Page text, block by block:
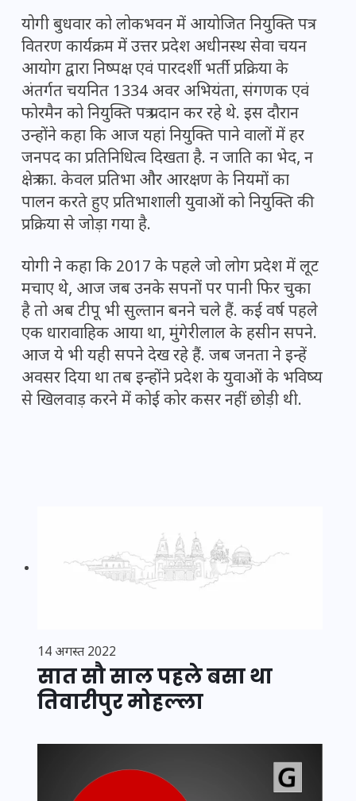
योगी बुधवार को लोकभवन में आयोजित नियुक्ति पत्र
वितरण कार्यक्रम में उत्तर प्रदेश अधीनस्थ सेवा चयन
आयोग द्वारा निष्पक्ष एवं पारदर्शी भर्ती प्रक्रिया के
अंतर्गत चयनित 1334 अवर अभियंता, संगणक एवं
फोरमैन को नियुक्ति पत्र प्रदान कर रहे थे. इस दौरान
उन्होंने कहा कि आज यहां नियुक्ति पाने वालों में हर
जनपद का प्रतिनिधित्व दिखता है. न जाति का भेद, न
क्षेत्र का. केवल प्रतिभा और आरक्षण के नियमों का
पालन करते हुए प्रतिभाशाली युवाओं को नियुक्ति की
प्रक्रिया से जोड़ा गया है.
योगी ने कहा कि 2017 के पहले जो लोग प्रदेश में लूट
मचाए थे, आज जब उनके सपनों पर पानी फिर चुका
है तो अब टीपू भी सुल्तान बनने चले हैं. कई वर्ष पहले
एक धारावाहिक आया था, मुंगेरीलाल के हसीन सपने.
आज ये भी यही सपने देख रहे हैं. जब जनता ने इन्हें
अवसर दिया था तब इन्होंने प्रदेश के युवाओं के भविष्य
से खिलवाड़ करने में कोई कोर कसर नहीं छोड़ी थी.
14 अगस्त 2022
सात सौ साल पहले बसा था
तिवारीपुर मोहल्‍ला